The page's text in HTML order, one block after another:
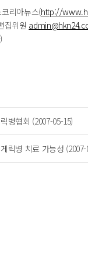
리아뉴스(http://
집위원
병협회 (2007-05-15)
릭병 치료 가능성 (2007-